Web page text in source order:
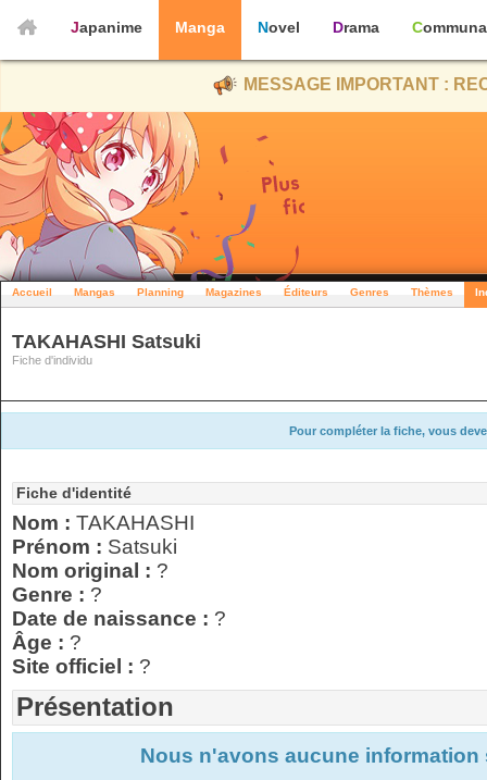
Japanime Manga Novel Drama
MESSAGE IMPORTANT :
Accueil Mangas Planning Magazines Éditeurs Genres Thèmes
TAKAHASHI Satsuki
Fiche d'individu
Pour compléter la fiche, vous
Fiche d'identité
Nom : TAKAHASHI
Prénom : Satsuki
Nom original : ?
Genre : ?
Date de naissance : ?
Âge : ?
Site officiel : ?
Présentation
Nous n'avons aucune